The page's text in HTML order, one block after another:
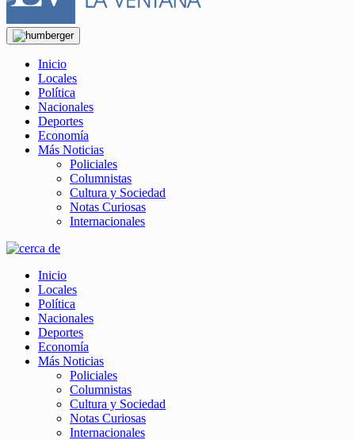
Inicio
Locales
Política
Nacionales
Deportes
Economía
Más Noticias
Policiales
Columnistas
Cultura y Sociedad
Notas Curiosas
Internacionales
Inicio
Locales
Política
Nacionales
Deportes
Economía
Más Noticias
Policiales
Columnistas
Cultura y Sociedad
Notas Curiosas
Internacionales